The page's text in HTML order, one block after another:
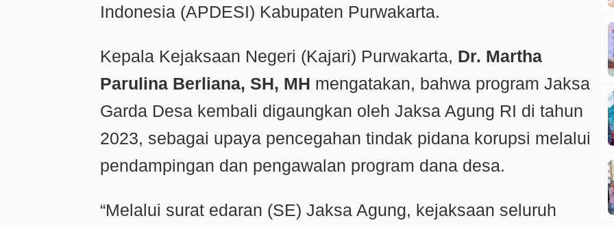
Indonesia (APDESI) Kabupaten Purwakarta.
Kepala Kejaksaan Negeri (Kajari) Purwakarta, Dr. Martha
Parulina Berliana, SH, MH mengatakan, bahwa program Jaksa
Garda Desa kembali digaungkan oleh Jaksa Agung RI di tahun
2023, sebagai upaya pencegahan tindak pidana korupsi melalui
pendampingan dan pengawalan program dana desa.
“Melalui surat edaran (SE) Jaksa Agung, kejaksaan seluruh